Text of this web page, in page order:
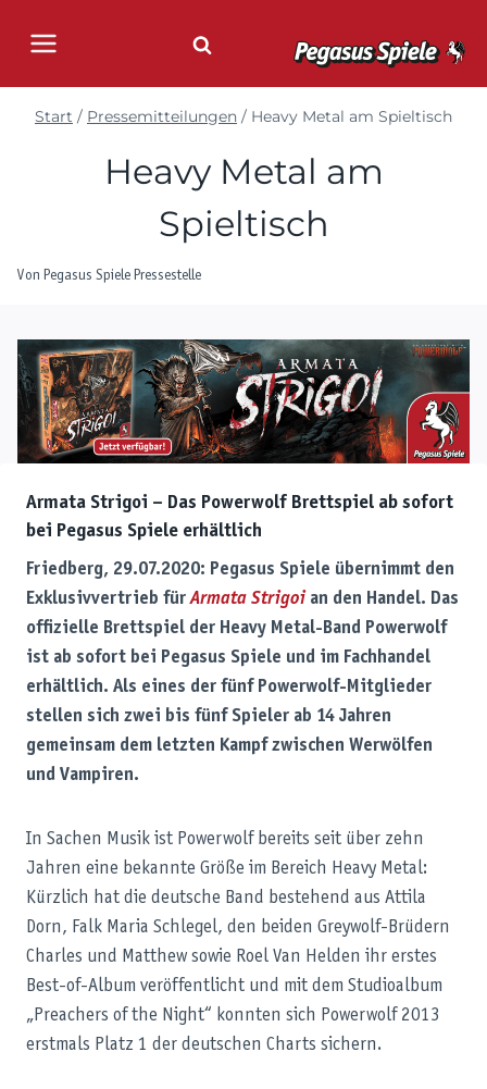
Inhalt
Start / Pressemitteilungen / Heavy Metal am Spieltisch
Heavy Metal am
Spieltisch
Von Pegasus Spiele Pressestelle
Armata Strigoi – Das Powerwolf Brettspiel ab sofort
bei Pegasus Spiele erhältlich
Friedberg, 29.07.2020: Pegasus Spiele übernimmt den
Exklusivvertrieb fürArmata Strigoi an den Handel. Das
offizielle Brettspiel der Heavy Metal-Band Powerwolf
ist ab sofort bei Pegasus Spiele und im Fachhandel
erhältlich. Als eines der fünf Powerwolf-Mitglieder
stellen sich zwei bis fünf Spieler ab 14 Jahren
gemeinsam dem letzten Kampf zwischen Werwölfen
und Vampiren.
In Sachen Musik ist Powerwolf bereits seit über zehn
Jahren eine bekannte Größe im Bereich Heavy Metal:
Kürzlich hat die deutsche Band bestehend aus Attila
Dorn, Falk Maria Schlegel, den beiden Greywolf-Brüdern
Charles und Matthew sowie Roel Van Helden ihr erstes
Best-of-Album veröffentlicht und mit dem Studioalbum
„Preachers of the Night“ konnten sich Powerwolf 2013
erstmals Platz 1 der deutschen Charts sichern.